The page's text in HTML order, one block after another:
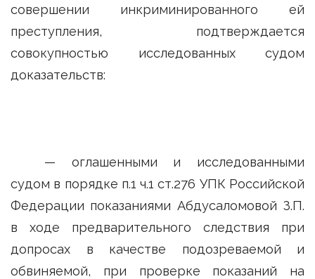
совершении инкриминированного ей
преступления, подтверждается
совокупностью исследованных судом
доказательств:
— оглашенными и исследованными
судом в порядке п.1 ч.1 ст.276 УПК Российской
Федерации показаниями Абдусаломовой З.П.
в ходе предварительного следствия при
допросах в качестве подозреваемой и
обвиняемой, при проверке показаний на